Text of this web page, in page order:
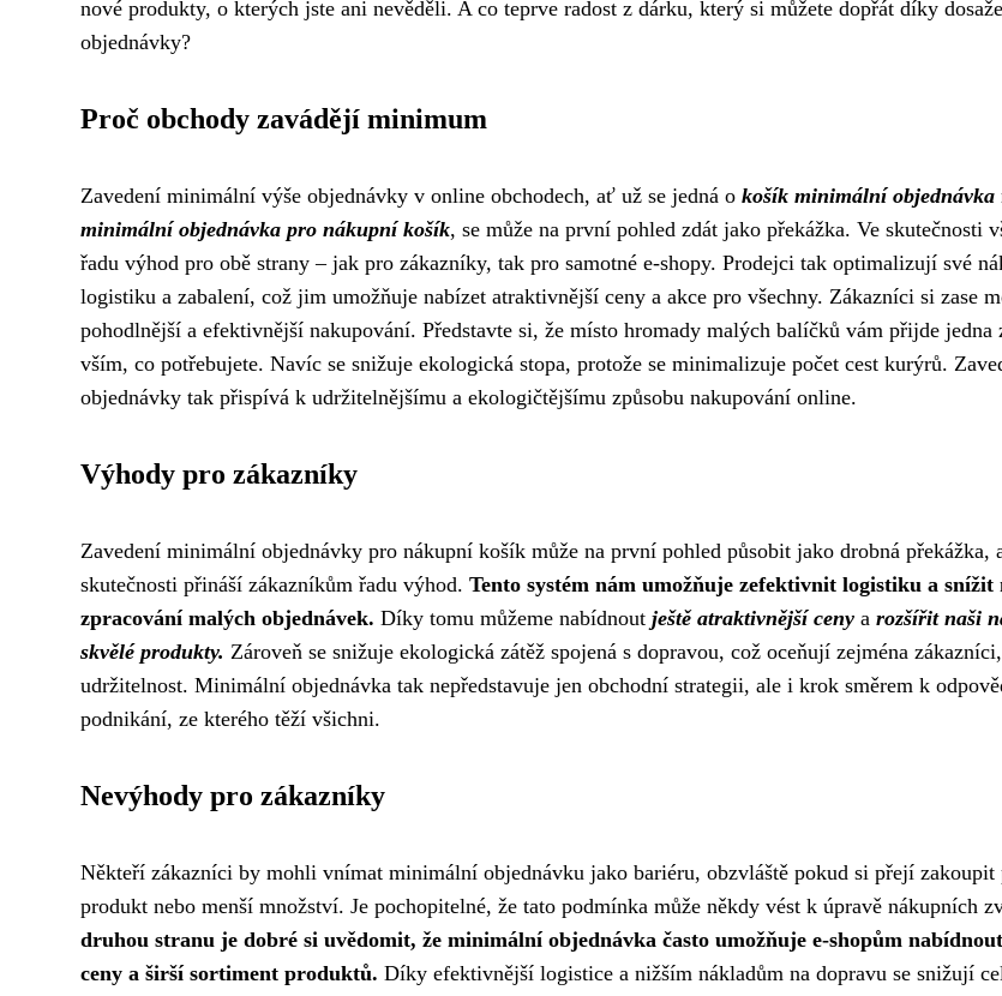
nové produkty, o kterých jste ani nevěděli. A co teprve radost z dárku, který si můžete dopřát díky
objednávky?
Proč obchody zavádějí minimum
Zavedení minimální výše objednávky v online obchodech, ať už se jedná o košík minimální objednávka
minimální objednávka pro nákupní košík, se může na první pohled zdát jako překážka. Ve skutečnosti
řadu výhod pro obě strany – jak pro zákazníky, tak pro samotné e-shopy. Prodejci tak optimalizují své
logistiku a zabalení, což jim umožňuje nabízet atraktivnější ceny a akce pro všechny. Zákazníci si zase
pohodlnější a efektivnější nakupování. Představte si, že místo hromady malých balíčků vám přijde jedna
vším, co potřebujete. Navíc se snižuje ekologická stopa, protože se minimalizuje počet cest kurýrů.
objednávky tak přispívá k udržitelnějšímu a ekologičtějšímu způsobu nakupování online.
Výhody pro zákazníky
Zavedení minimální objednávky pro nákupní košík může na první pohled působit jako drobná překážka,
skutečnosti přináší zákazníkům řadu výhod. Tento systém nám umožňuje zefektivnit logistiku a snížit
zpracování malých objednávek. Díky tomu můžeme nabídnout ještě atraktivnější ceny a rozšířit naši
skvělé produkty. Zároveň se snižuje ekologická zátěž spojená s dopravou, což oceňují zejména
udržitelnost. Minimální objednávka tak nepředstavuje jen obchodní strategii, ale i krok směrem k
podnikání, ze kterého těží všichni.
Nevýhody pro zákazníky
Někteří zákazníci by mohli vnímat minimální objednávku jako bariéru, obzvláště pokud si přejí zakoupit
produkt nebo menší množství. Je pochopitelné, že tato podmínka může někdy vést k úpravě nákupních
druhou stranu je dobré si uvědomit, že minimální objednávka často umožňuje e-shopům
ceny a širší sortiment produktů. Díky efektivnější logistice a nižším nákladům na dopravu se snižují